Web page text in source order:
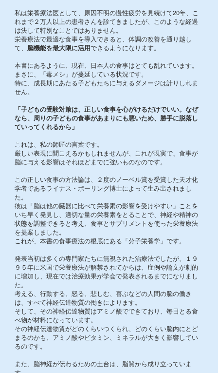
私は栄養療法医として、原因不明の慢性疲労を見続けて20年、こ
れまで２万人以上の患者さんを診てきましたが、このような経過
は決して特別なことではありません。
栄養療法で最適な食事を導入できると、体調の改善を通り越し
て、 脳機能を最大限に活用できるようになります。
本書にあるように、現在、日本人の食事はとても乱れています。
まさに、「毒メシ」が蔓延している状況です。
特に、成長期にあたる子どもたちに与えるダメージは計りしれま
せん。
「子どもの受験対策は、正しい食事を心がけるだけでいい。なぜ
なら、周りの子どもの食事があまりにも悪いため、勝手に脱落し
ていってくれるから」
これは、私の師匠の言葉です。
厳しい表現に聞こえるかもしれませんが、これが現実で、食事が
脳に与える影響はそれほどまでに強いものなのです。
この正しい食事の方法論は、２度のノーベル賞を受賞した天才化
学者であるライナス・ポーリング博士によって生み出されまし
た。
彼は「脳は他の臓器に比べて栄養素の影響を受けやすい」ことを
いち早く発見し、適切な量の栄養素をとることで、神経や精神の
状態を調整できると考え、食事とサプリメントを使った栄養療法
を提案しました。
これが、本書の食事療法の根底にある「分子栄養学」です。
発表当初は多くの専門家たちに無視された治療法でしたが、１９
９５年に米国で栄養療法が解禁されてからは、症例や論文が劇的
に増加し、現在では治療効果が学会で発表されるまでになりまし
た。
考える、行動する、怒る、悲しむ、喜ぶなどの人間の脳の働き
は、すべて神経伝達物質の働きによります。
そして、その神経伝達物質はアミノ酸でできており、毎日とる食
べ物が材料になっています。
その神経伝達物質がどのくらいつくられ、どのくらい脳内にとど
まるのかも、アミノ酸やビタミン、ミネラルが大きく影響してい
るのです。
また、脳神経が伝わるための土台は、脂質から成り立っていま